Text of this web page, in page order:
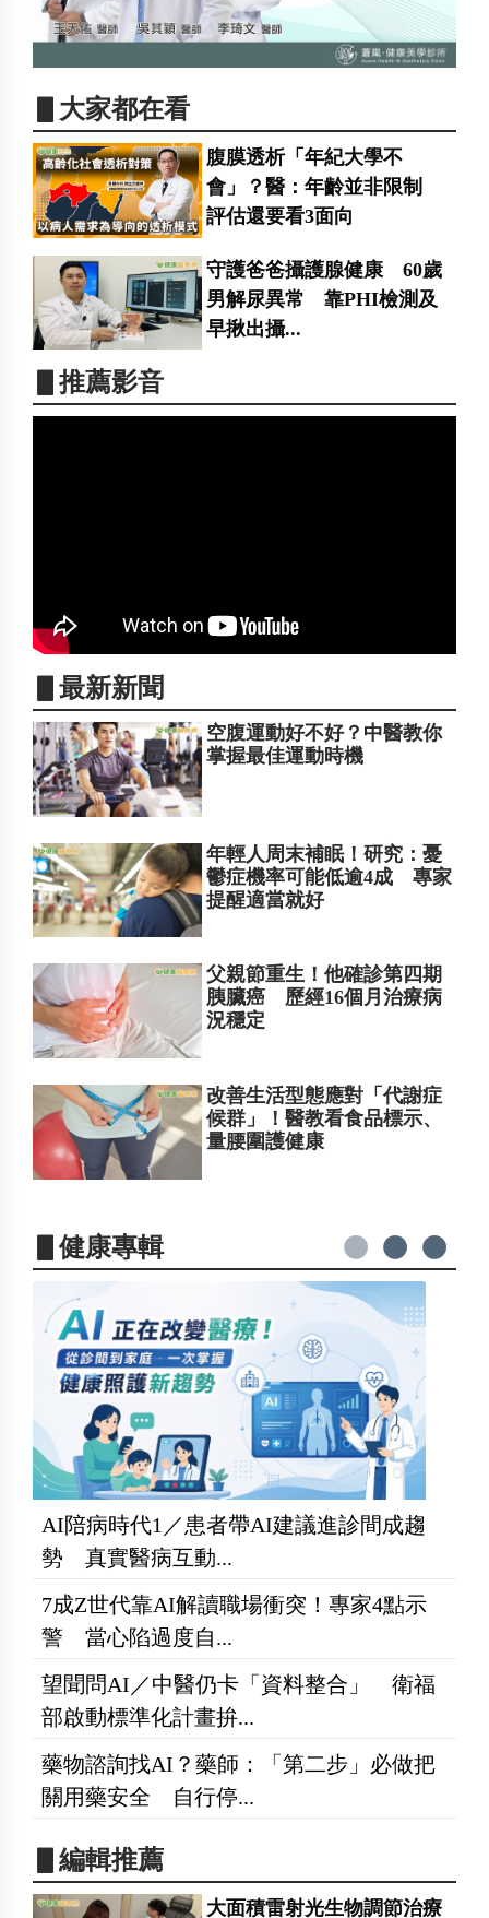
▋大家都在看
腹膜透析「年紀大學不
會」？醫：年齡並非限制
評估還要看3面向
守護爸爸攝護腺健康 60歲
男解尿異常 靠PHI檢測及
早揪出攝...
▋推薦影音
▋最新新聞
空腹運動好不好？中醫教你
掌握最佳運動時機
年輕人周末補眠！研究：憂
鬱症機率可能低逾4成 專家
提醒適當就好
父親節重生！他確診第四期
胰臟癌 歷經16個月治療病
況穩定
改善生活型態應對「代謝症
候群」！醫教看食品標示、
量腰圍護健康
▋健康專輯
AI陪病時代1／患者帶AI建議進診間成趨
勢 真實醫病互動...
7成Z世代靠AI解讀職場衝突！專家4點示
警 當心陷過度自...
望聞問AI／中醫仍卡「資料整合」 衛福
部啟動標準化計畫拚...
藥物諮詢找AI？藥師：「第二步」必做把
關用藥安全 自行停...
▋編輯推薦
大面積雷射光生物調節治療